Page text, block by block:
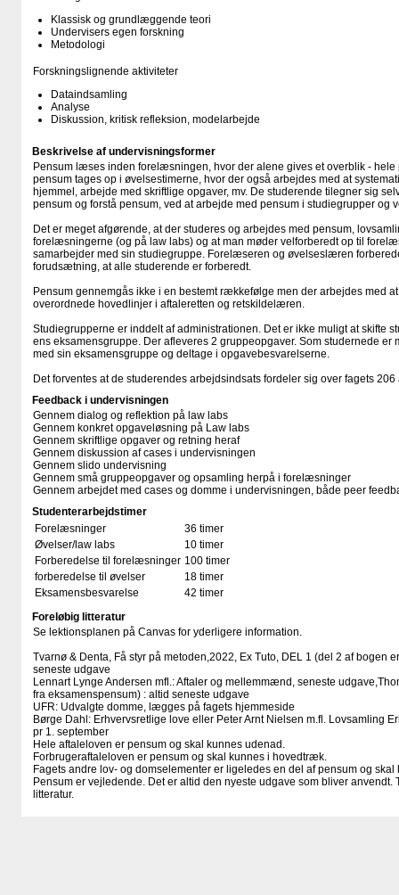
Klassisk og grundlæggende teori
Undervisers egen forskning
Metodologi
Forskningslignende aktiviteter
Dataindsamling
Analyse
Diskussion, kritisk refleksion, modelarbejde
Beskrivelse af undervisningsformer
Pensum læses inden forelæsningen, hvor der alene gives et overblik -
pensum tages op i øvelsestimerne, hvor der også arbejdes med at
hjemmel, arbejde med skriftlige opgaver, mv. De studerende tilegner sig
pensum og forstå pensum, ved at arbejde med pensum i studiegrupper og
Det er meget afgørende, at der studeres og arbejdes med pensum,
forelæsningerne (og på law labs) og at man møder velforberedt op til
samarbejder med sin studiegruppe. Forelæseren og øvelseslæren
forudsætning, at alle studerende er forberedt.
Pensum gennemgås ikke i en bestemt rækkefølge men der arbejdes med
overordnede hovedlinjer i aftaleretten og retskildelæren.
Studiegrupperne er inddelt af administrationen. Det er ikke muligt at skifte
ens eksamensgruppe. Der afleveres 2 gruppeopgaver. Som studernede er
med sin eksamensgruppe og deltage i opgavebesvarelserne.
Det forventes at de studerendes arbejdsindsats fordeler sig over fagets
Feedback i undervisningen
Gennem dialog og reflektion på law labs
Gennem konkret opgaveløsning på Law labs
Gennem skriftlige opgaver og retning heraf
Gennem diskussion af cases i undervisningen
Gennem slido undervisning
Gennem små gruppeopgaver og opsamling herpå i forelæsninger
Gennem arbejdet med cases og domme i undervisningen, både peer
Studenterarbejdstimer
Forelæsninger
36 timer
Øvelser/law labs
10 timer
Forberedelse til forelæsninger 100 timer
forberedelse til øvelser
18 timer
Eksamensbesvarelse
42 timer
Foreløbig litteratur
Se lektionsplanen på Canvas for yderligere information.
Tvarnø & Denta, Få styr på metoden,2022, Ex Tuto, DEL 1 (del 2 af bogen
seneste udgave
Lennart Lynge Andersen mfl.: Aftaler og mellemmænd, seneste
fra eksamenspensum) : altid seneste udgave
UFR: Udvalgte domme, lægges på fagets hjemmeside
Børge Dahl: Erhvervsretlige love eller Peter Arnt Nielsen m.fl. Lovsamling
pr 1. september
Hele aftaleloven er pensum og skal kunnes udenad.
Forbrugeraftaleloven er pensum og skal kunnes i hovedtræk.
Fagets andre lov- og domselementer er ligeledes en del af pensum og
Pensum er vejledende. Det er altid den nyeste udgave som bliver
litteratur.